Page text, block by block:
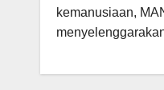
kemanusiaan,